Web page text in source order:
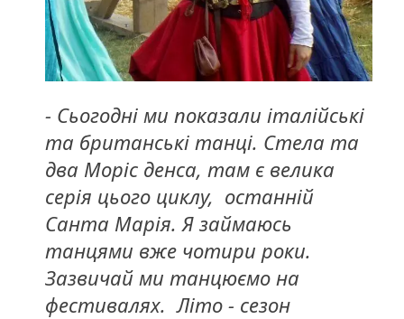
- Сьогодні ми показали італійські
та британські танці. Стела та
два Моріс денса, там є велика
серія цього циклу, останній
Санта Марія. Я займаюсь
танцями вже чотири роки.
Зазвичай ми танцюємо на
фестивалях. Літо - сезон